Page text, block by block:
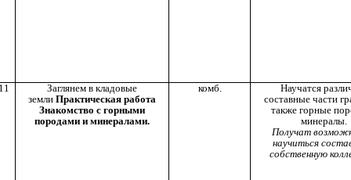
Заглянем в кладовые
земли Практическая работа
Знакомство с горными
породами и минералами.
комб.
Научатся
составные части
также горные
минералы.
Получат
научиться
собственную